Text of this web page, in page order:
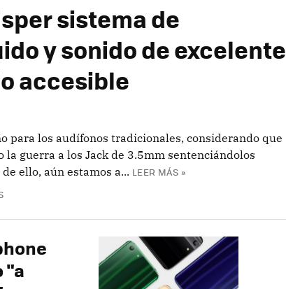
sistema de
y sonido de excelente
accesible
para los audífonos tradicionales, considerando que
guerra a los Jack de 3.5mm sentenciándolos
ello, aún estamos a... LEER MÁS »
"a